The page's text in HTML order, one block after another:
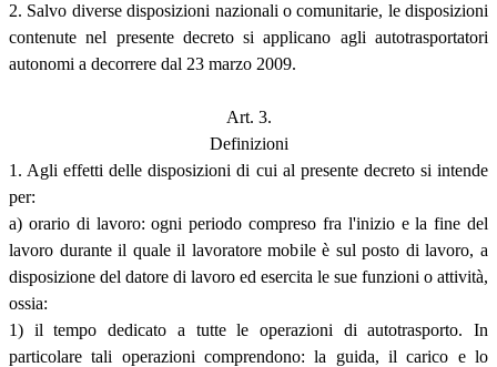
2. Salvo diverse disposizioni nazionali o comunitarie, le disposizioni
contenute nel presente decreto si applicano agli autotrasportatori
autonomi a decorrere dal 23 marzo 2009.
Art. 3.
Definizioni
1. Agli effetti delle disposizioni di cui al presente decreto si intende
per:
a) orario di lavoro: ogni periodo compreso fra l'inizio e la fine del
lavoro durante il quale il lavoratore mobile è sul posto di lavoro, a
disposizione del datore di lavoro ed esercita le sue funzioni o attività,
ossia:
1) il tempo dedicato a tutte le operazioni di autotrasporto. In
particolare tali operazioni comprendono: la guida, il carico e lo